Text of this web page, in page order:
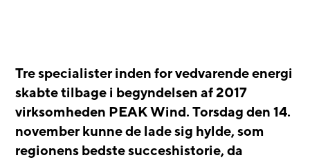
Tre specialister inden for vedvarende energi
skabte tilbage i begyndelsen af 2017
virksomheden PEAK Wind. Torsdag den 14.
november kunne de lade sig hylde, som
regionens bedste succeshistorie, da